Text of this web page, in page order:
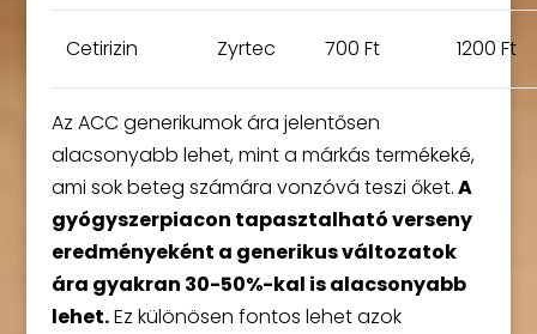
Cetirizin Zyrtec 700 Ft 1200 Ft
Az ACC generikumok ára jelentősen
alacsonyabb lehet, mint a márkás termékeké,
ami sok beteg számára vonzóvá teszi őket.A
gyógyszerpiacon tapasztalható verseny
eredményeként a generikus változatok
ára gyakran 30-50%-kal is alacsonyabb
lehet.Ez különösen fontos lehet azok